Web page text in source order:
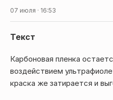
07 июля · 16:53
Текст
Карбоновая пленка
воздействием
краска же затирается и